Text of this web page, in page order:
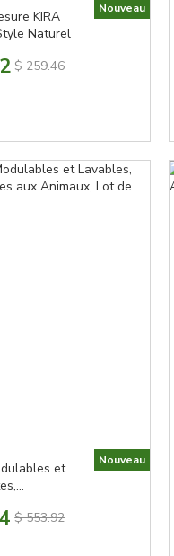
KIRA
Naturel
$ 259.46
Nouveau
et
$ 553.92
Nouveau